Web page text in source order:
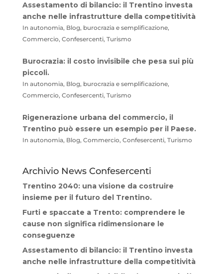
Assestamento di bilancio: il Trentino investa
anche nelle infrastrutture della competitività
In autonomia, Blog, burocrazia e semplificazione,
Commercio, Confesercenti, Turismo
Burocrazia: il costo invisibile che pesa sui più
piccoli.
In autonomia, Blog, burocrazia e semplificazione,
Commercio, Confesercenti, Turismo
Rigenerazione urbana del commercio, il
Trentino può essere un esempio per il Paese.
In autonomia, Blog, Commercio, Confesercenti, Turismo
Archivio News Confesercenti
Trentino 2040: una visione da costruire
insieme per il futuro del Trentino.
Furti e spaccate a Trento: comprendere le
cause non significa ridimensionare le
conseguenze
Assestamento di bilancio: il Trentino investa
anche nelle infrastrutture della competitività